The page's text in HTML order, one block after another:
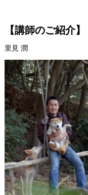
【講師のご紹介】
里見 潤